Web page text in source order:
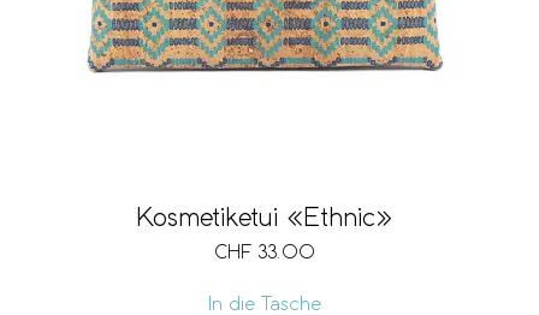
Kosmetiketui «Ethnic»
CHF 33.00
In die Tasche